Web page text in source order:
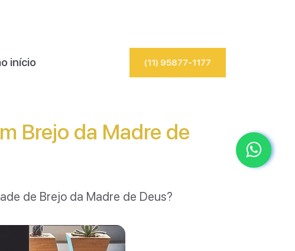
início (11) 95877-1177
Brejo da Madre de
de Brejo da Madre de Deus?